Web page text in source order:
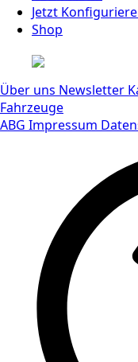
Jetzt
Shop
Über uns Newsletter
Fahrzeuge
ABG Impressum